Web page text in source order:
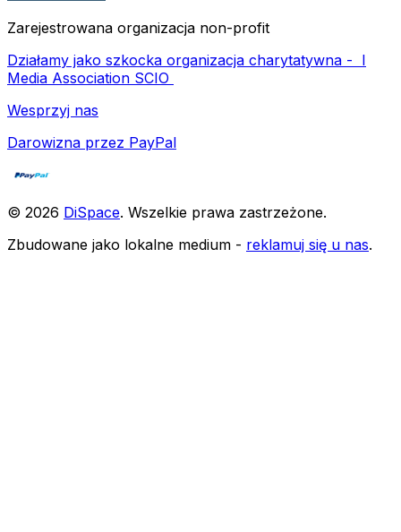
Zarejestrowana organizacja non-profit
Działamy jako szkocka organizacja charytatywna - I
Media Association SCIO
Wesprzyj nas
Darowizna przez PayPal
© 2026 DiSpace. Wszelkie prawa zastrzeżone.
Zbudowane jako lokalne medium - reklamuj się u nas.